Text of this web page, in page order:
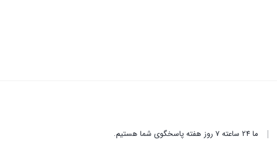
ما 24 ساعته 7 روز هفته پاسخگوی شما هستیم.